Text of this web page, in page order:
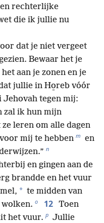
rechterlijke
die ik jullie nu
dat je niet vergeet
Bewaar het je
aan je zonen en je
jullie in Ho̱reb vóór
Jehovah tegen mij:
zal ik hun mijn
ze leren om alle dagen
mij te hebben m en
n
en gingen aan de
brandde en het vuur
* te midden van
o 12 Toen
het vuur. p Jullie